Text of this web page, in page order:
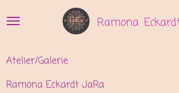
Hauptinhalt
Ramona
Atelier/Galerie
Ramona Eckardt JaRa